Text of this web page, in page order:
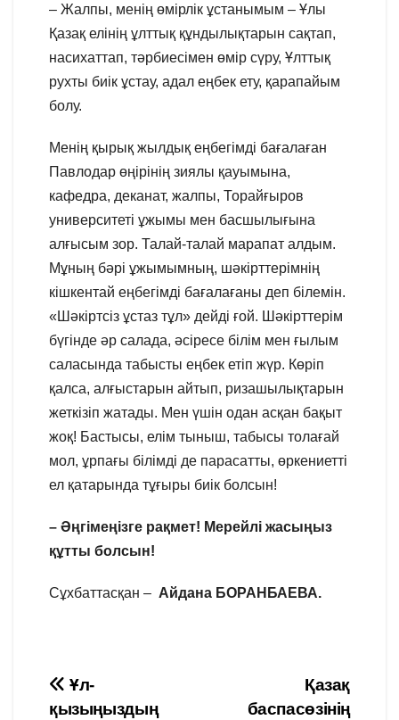
– Жалпы, менің өмірлік ұстанымым – Ұлы
Қазақ елінің ұлттық құндылықтарын сақтап,
насихаттап, тәрбиесімен өмір сүру, Ұлттық
рухты биік ұстау, адал еңбек ету, қарапайым
болу.
Менің қырық жылдық еңбегімді бағалаған
Павлодар өңірінің зиялы қауымына,
кафедра, деканат, жалпы, Торайғыров
университеті ұжымы мен басшылығына
алғысым зор. Талай-талай марапат алдым.
Мұның бәрі ұжымымның, шәкірттерімнің
кішкентай еңбегімді бағалағаны деп білемін.
«Шәкіртсіз ұстаз тұл» дейді ғой. Шәкірттерім
бүгінде әр салада, әсіресе білім мен ғылым
саласында табысты еңбек етіп жүр. Көріп
қалса, алғыстарын айтып, ризашылықтарын
жеткізіп жатады. Мен үшін одан асқан бақыт
жоқ! Бастысы, елім тыныш, табысы толағай
мол, ұрпағы білімді де парасатты, өркениетті
ел қатарында тұғыры биік болсын!
– Әңгімеңізге рақмет! Мерейлі жасыңыз
құтты болсын!
Сұхбаттасқан – Айдана БОРАНБАЕВА.
Навигация
Қазақ
баспасөзінің
Ұл-
қызыңыздың